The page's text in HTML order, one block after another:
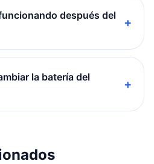
después del
+
la batería del
+